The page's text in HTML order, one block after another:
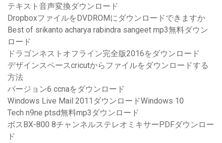
テキスト音声変換ダウンロード
DropboxファイルをDVDROMにダウンロードできますか
Best of srikanto acharya rabindra sangeet mp3無料ダウン
ロード
ドラゴンネストオフライン完全版2016をダウンロード
デザインスペースcricutからファイルをダウンロードする
方法
バージョン6 ccnaをダウンロード
Windows Live Mail 2011ダウンロードWindows 10
Tech n9ne ptsd無料mp3ダウンロード
ボスBX-800 8チャンネルステレオミキサーPDFダウンロー
ド